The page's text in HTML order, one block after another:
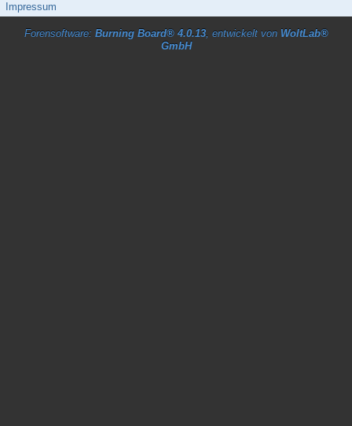
Impressum
Forensoftware: Burning Board® 4.0.13, entwickelt von WoltLab®
GmbH